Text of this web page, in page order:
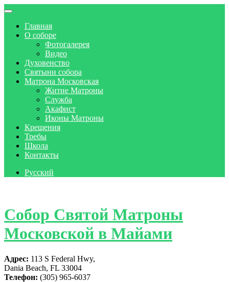
Главная
О соборе
Фотогалерея
Видео
Духовенство
Святыни собора
Матрона Московская
Житие Матроны
Служба
Акафист
Иконы Матроны
Крещения
Требы
Школа
Контакты
Русский
Собор Святой Матроны
Московской в Майами
Адрес: 113 S Federal Hwy,
Dania Beach, FL 33004
Телефон: (305) 965-6037